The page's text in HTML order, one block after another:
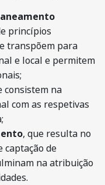
princípios
transpõem para
e local e permitem
consistem na
com as respetivas
, que resulta no
captação de
na atribuição